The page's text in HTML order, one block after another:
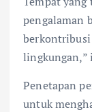
pengalaman
berkontribusi
lingkungan,”
Penetapan
untuk